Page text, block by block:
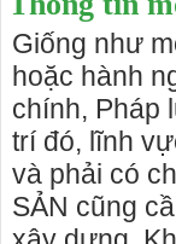
Giống như
hoặc hành
chính, Pháp
trí đó, lĩnh
và phải có
SẢN cũng